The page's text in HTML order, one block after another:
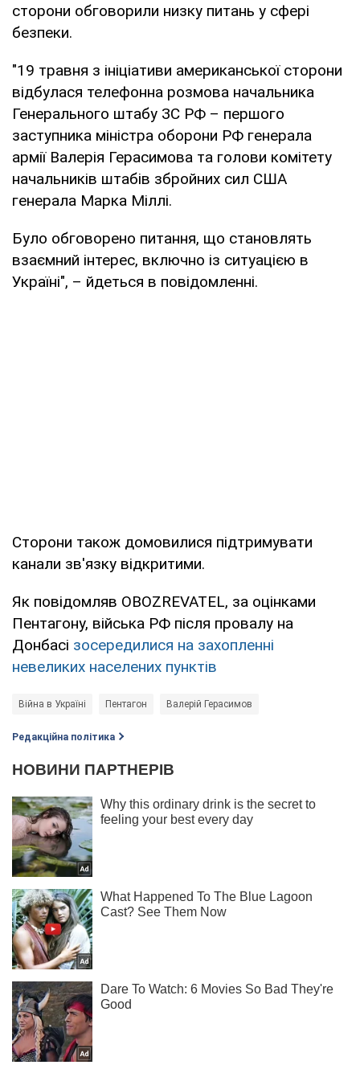
сторони обговорили низку питань у сфері
безпеки.
"19 травня з ініціативи американської сторони
відбулася телефонна розмова начальника
Генерального штабу ЗС РФ – першого
заступника міністра оборони РФ генерала
армії Валерія Герасимова та голови комітету
начальників штабів збройних сил США
генерала Марка Міллі.
Було обговорено питання, що становлять
взаємний інтерес, включно із ситуацією в
Україні", – йдеться в повідомленні.
Сторони також домовилися підтримувати
канали зв'язку відкритими.
Як повідомляв OBOZREVATEL, за оцінками
Пентагону, війська РФ після провалу на
Донбасі зосередилися на захопленні
невеликих населених пунктів
Війна в Україні Пентагон Валерій Герасимов
Редакційна політика